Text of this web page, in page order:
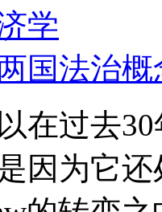
学
国法治概
在过去
因为它